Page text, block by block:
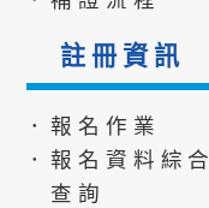
註冊資訊
．報名作業
．報名資料綜合
查詢